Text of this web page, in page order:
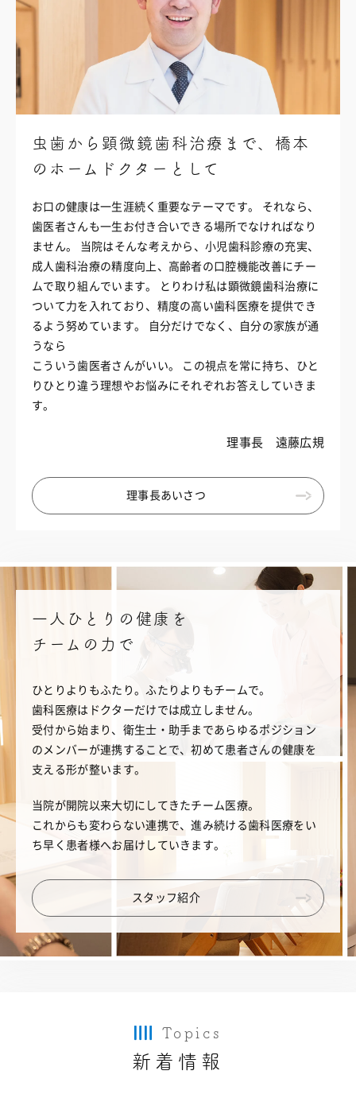
虫歯から顕微鏡歯科治療まで、橋本
のホームドクターとして
お口の健康は一生涯続く重要なテーマです。
それなら、
歯医者さんも一生お付き合いできる場所でなければなり
ません。
当院はそんな考えから、小児歯科診療の充実、
成人歯科治療の精度向上、高齢者の口腔機能改善にチー
ムで取り組んでいます。
とりわけ私は顕微鏡歯科治療に
ついて力を入れており、 精度の高い歯科医療を提供でき
るよう努めています。
自分だけでなく、自分の家族が通
うなら
こういう歯医者さんがいい。
この視点を常に持ち、ひと
りひとり違う理想やお悩みに それぞれお答えしていきま
す。
理事長 遠藤広規
理事長あいさつ
一人ひとりの健康を
チームの力で
ひとりよりもふたり。ふたりよりもチームで。
歯科医療はドクターだけでは成立しません。
受付から始まり、衛生士・助手まであらゆるポジション
のメンバーが連携することで、初めて患者さんの健康を
支える形が整います。
当院が開院以来大切にしてきたチーム医療。
これからも変わらない連携で、進み続ける歯科医療をい
ち早く患者様へお届けしていきます。
スタッフ紹介
Topics
新着情報